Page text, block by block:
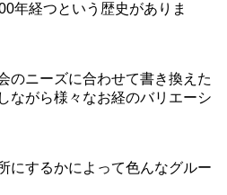
年経つという歴史がありま
のニーズに合わせて書き換えた
ながら様々なお経のバリエーシ
にするかによって色んなグルー